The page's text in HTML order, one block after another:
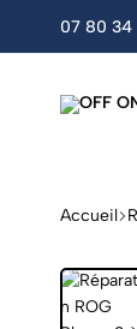
07 80 34
de 10h à
&
Accueil